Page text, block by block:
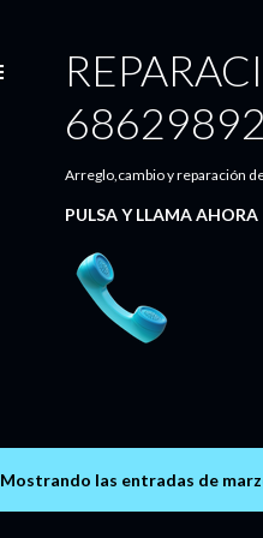
Arreglo,cambio y reparación
PULSA Y LLAMA AHORA
Mostrando las entradas de